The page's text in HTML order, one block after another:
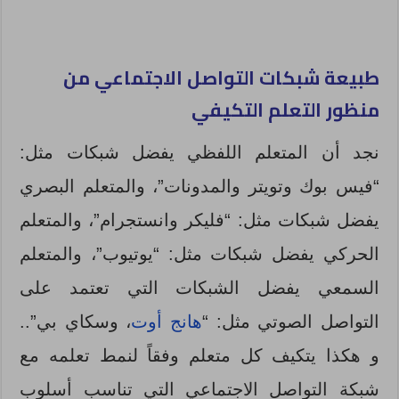
طبيعة شبكات التواصل الاجتماعي من
منظور التعلم التكيفي
نجد أن المتعلم اللفظي يفضل شبكات مثل:
“فيس بوك وتويتر والمدونات”، والمتعلم البصري
يفضل شبكات مثل: “فليكر وانستجرام”، والمتعلم
الحركي يفضل شبكات مثل: “يوتيوب”، والمتعلم
السمعي يفضل الشبكات التي تعتمد على
التواصل الصوتي مثل: “هانج أوت، وسكاي بي”..
و هكذا يتكيف كل متعلم وفقاً لنمط تعلمه مع
شبكة التواصل الاجتماعي التي تناسب أسلوب